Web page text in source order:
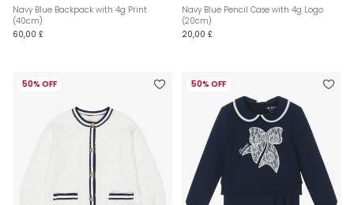
Navy Blue Backpack with 4g Print
(40cm)
60,00 £
Navy Blue Pencil Case with 4g Logo
(20cm)
20,00 £
50% OFF 50% OFF